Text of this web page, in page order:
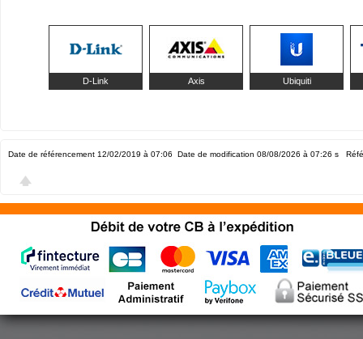
D-Link Axis Ubiquiti
Date de référencement 12/02/2019 à 07:06 Date de modification 08/08/2026 à 07:26 s